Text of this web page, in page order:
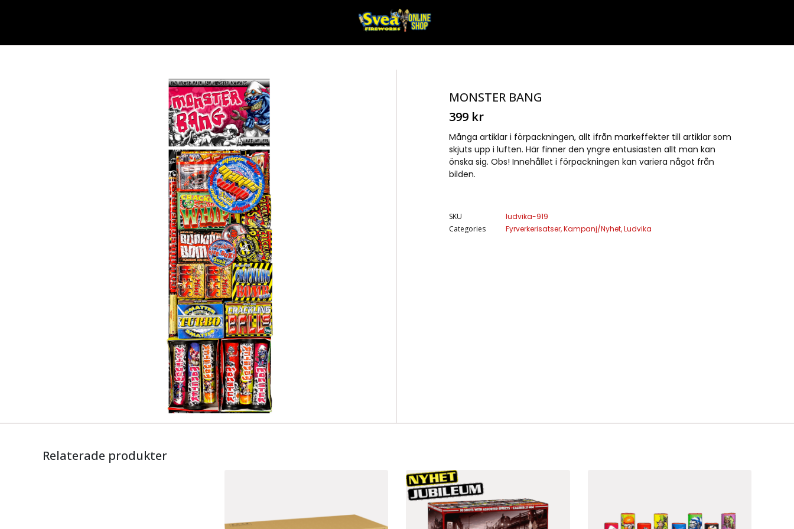
MONSTER BANG
399 kr
Många artiklar i förpackningen, allt ifrån markeffekter till artiklar som
skjuts upp i luften. Här finner den yngre entusiasten allt man kan
önska sig. Obs! Innehållet i förpackningen kan variera något från
bilden.
SKU
ludvika-919
Categories
Fyrverkerisatser,Kampanj/Nyhet,Ludvika
Relaterade produkter